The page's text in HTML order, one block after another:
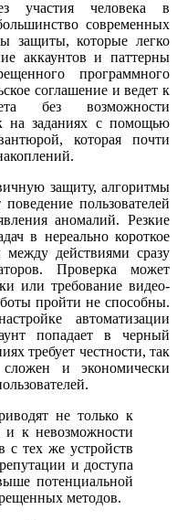
участия человека в
современных
защиты, которые легко
аккаунтов и паттерны
программного
соглашение и ведет к
без возможности
на заданиях с помощью
которая почти
защиту, алгоритмы
пользователей
аномалий. Резкие
в нереально короткое
действиями сразу
Проверка может
или требование видео-
пройти не способны.
автоматизации
попадает в черный
требует честности, так
и экономически
не только к
и к невозможности
с тех же устройств
и доступа
потенциальной
методов.